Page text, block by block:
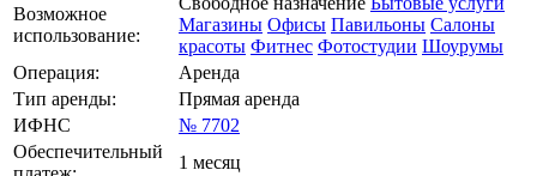
Возможное
использование:
Магазины Офисы Павильоны Салоны
красоты Фитнес Фотостудии Шоурумы
Операция:
Аренда
Тип аренды:
Прямая аренда
ИФНС
№ 7702
Обеспечительный
1 месяц